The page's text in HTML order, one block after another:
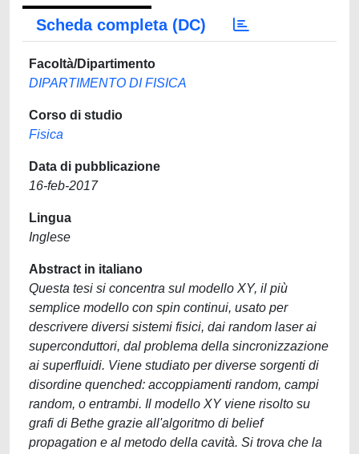
Scheda completa (DC)
Facoltà/Dipartimento
DIPARTIMENTO DI FISICA
Corso di studio
Fisica
Data di pubblicazione
16-feb-2017
Lingua
Inglese
Abstract in italiano
Questa tesi si concentra sul modello XY, il più
semplice modello con spin continui, usato per
descrivere diversi sistemi fisici, dai random laser ai
superconduttori, dal problema della sincronizzazione
ai superfluidi. Viene studiato per diverse sorgenti di
disordine quenched: accoppiamenti random, campi
random, o entrambi. Il modello XY viene risolto su
grafi di Bethe grazie all'algoritmo di belief
propagation e al metodo della cavità. Si trova che la